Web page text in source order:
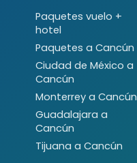
Paquetes vuelo +
hotel
Paquetes a Cancún
Ciudad de México a
Cancún
Monterrey a Cancún
Guadalajara a
Cancún
Tijuana a Cancún